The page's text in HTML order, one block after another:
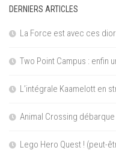
DERNIERS ARTICLES
La Force est avec ces
Two Point Campus : enfin
L’intégrale Kaamelott en
Animal Crossing
Lego Hero Quest ! (peut-